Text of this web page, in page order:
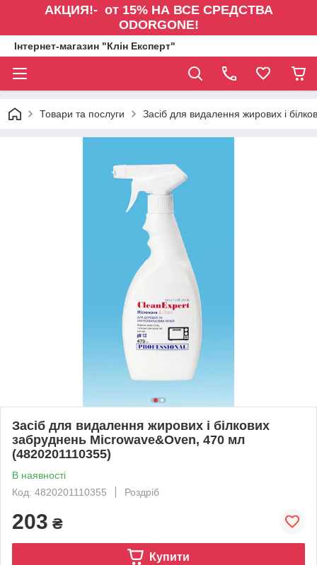
АКЦИЯ!- от 15% НА ВСЕ СРЕДСТВА
ODORGONE!
Інтернет-магазин "Клін Експерт"
Товари та послуги Засіб для видалення жирових і
Засіб для видалення жирових і білкових
забруднень Microwave&Oven, 470 мл
(4820201110355)
В наявності
Код: 4820201110355
Роздріб
203 ₴
Купити